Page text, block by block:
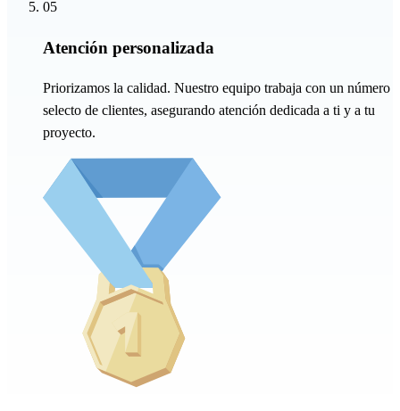
05
Atención personalizada
Priorizamos la calidad. Nuestro equipo trabaja con un número
selecto de clientes, asegurando atención dedicada a ti y a tu
proyecto.